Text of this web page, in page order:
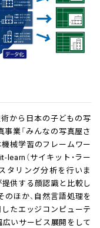
から日本の子どもの写
業「みんなの写真屋さ
械学習のフレームワー
learn（サイキット・ラー
タリング分析を行いま
供する顔認識と比較し
ほか、自然言語処理を
たエッジコンピューテ
いサービス展開をして